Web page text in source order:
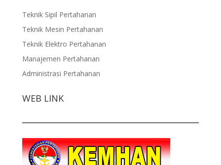
Teknik Sipil Pertahanan
Teknik Mesin Pertahanan
Teknik Elektro Pertahanan
Manajemen Pertahanan
Administrasi Pertahanan
WEB LINK